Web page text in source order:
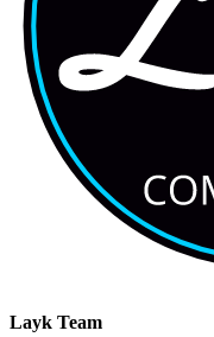
Layk Team